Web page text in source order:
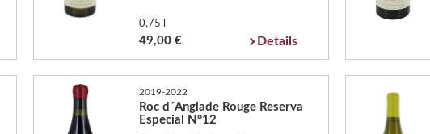
0,75 l
49,00 € Details
2019-2022
Roc d´Anglade Rouge Reserva
Especial N°12